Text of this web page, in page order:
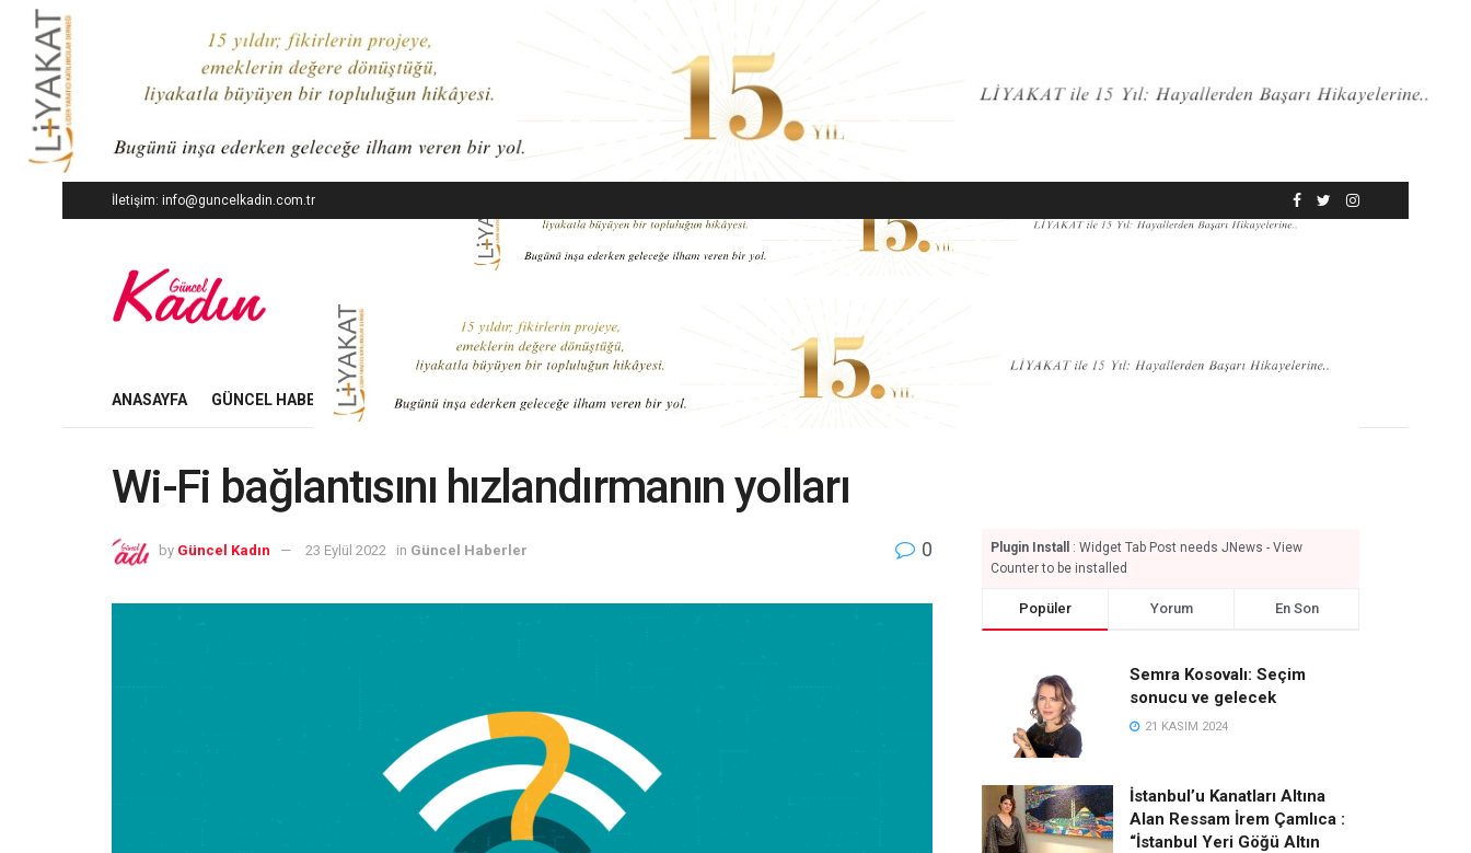
İletişim: info@guncelkadin.com.tr
ANASAYFA GÜNCEL HABERLER İŞ DÜNYASI EKONOMI MODA GÜZELLIK YAŞAM SANAT
Wi-Fi bağlantısını hızlandırmanın yolları
by Güncel Kadın 23 Eylül 2022 in Güncel Haberler 0 Plugin Install
: Widget Tab Post needs JNews - View
Counter to be installed
Popüler Yorum En Son
Semra Kosovalı: Seçim
sonucu ve gelecek
21 KASIM 2024
İstanbul’u Kanatları Altına
Alan Ressam İrem Çamlıca :
“İstanbul Yeri Göğü Altın